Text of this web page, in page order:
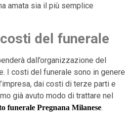
amata sia il più semplice
del funerale
dall’organizzazione del
I costi del funerale sono in genere
dai costi di terze parti e
già avuto modo di trattare nel
funerale Pregnana Milanese.